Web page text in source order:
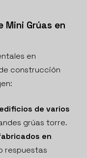
Mini Grúas en
en
construcción
de varios
grúas torre.
en
respuestas